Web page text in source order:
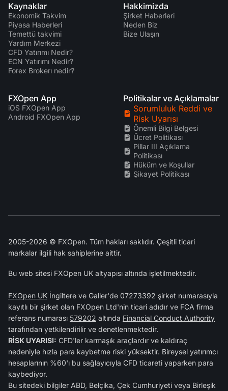
Kaynaklar
Ekonomik Takvim
Piyasa Haberleri
Temettü takvimi
Yardım Merkezi
CFD Yatırımı Nedir?
ECN Yatırımı Nedir?
Forex Brokerı nedir?
Hakkimizda
Şirket Haberleri
Neden Biz
Bize Ulaşın
FXOpen App
iOS FXOpen App
Android FXOpen App
Politikalar ve Açıklamalar
Sorumluluk Reddi ve
Risk Uyarısı
Önemli Bilgi Belgesi
Ücret Politikası
Pillar III Açıklama
Politikası
Hüküm ve Koşullar
Şikayet Politikası
2005-2026 © FXOpen. Tüm hakları saklıdır. Çeşitli ticari
markalar ilgili hak sahiplerine aittir.
Bu web sitesi FXOpen UK altyapısı altında işletilmektedir.
FXOpen UK İngiltere ve Galler'de 07273392 şirket numarasıyla
kayıtlı bir şirket olan FXOpen Ltd'nin ticari adıdır ve FCA firma
referans numarası 579202 altında Financial Conduct Authority
tarafından yetkilendirilir ve denetlenmektedir.
RİSK UYARISI: CFD'ler karmaşık araçlardır ve kaldıraç
nedeniyle hızla para kaybetme riski yüksektir. Bireysel yatırımcı
hesaplarının %60'ı bu sağlayıcıyla CFD ticareti yaparken para
kaybediyor.
Bu sitedeki bilgiler ABD, Belçika, Çek Cumhuriyeti veya Birleşik